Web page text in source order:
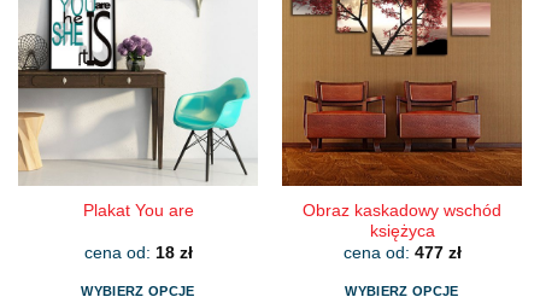
wariantów.
Opcje
można
wybrać
na
stronie
produktu
wariantów.
Opcje
można
wybrać
na
stronie
produktu
Plakat You are
cena od: 18 zł
WYBIERZ OPCJE
Obraz kaskadowy wschód
księżyca
cena od: 477 zł
WYBIERZ OPCJE